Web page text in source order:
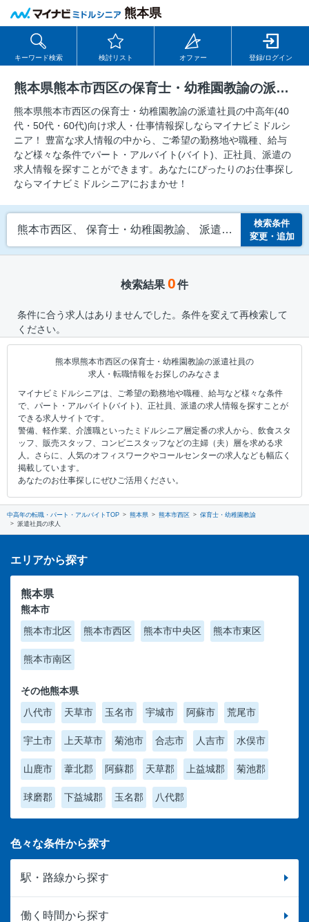
熊本県
キーワード検索 検討リスト オファー 登録/ログイン
熊本県熊本市西区の保育士・幼稚園教諭の派遣社員の求人
熊本県熊本市西区の保育士・幼稚園教諭の派遣社員の中⾼年(40
代・50代・60代)向け求⼈・仕事情報探しならマイナビミドルシ
ニア！ 豊富な求人情報の中から、ご希望の勤務地や職種、給与
など様々な条件でパート・アルバイト(バイト)、正社員、派遣の
求人情報を探すことができます。あなたにぴったりのお仕事探し
ならマイナビミドルシニアにおまかせ！
熊本市西区、 保育士・幼稚園教諭、 派遣社員
検索条件
変更・追加
検索結果 0件
条件に合う求人はありませんでした。条件を変えて再検索して
ください。
熊本県熊本市西区の保育士・幼稚園教諭の派遣社員の
求人・転職情報をお探しのみなさま
マイナビミドルシニアは、ご希望の勤務地や職種、給与など様々な条件
で、パート・アルバイト(バイト)、正社員、派遣の求人情報を探すことが
できる求人サイトです。
警備、軽作業、介護職といったミドルシニア層定番の求人から、飲食スタ
ッフ、販売スタッフ、コンビニスタッフなどの主婦（夫）層を求める求
人。さらに、人気のオフィスワークやコールセンターの求人なども幅広く
掲載しています。
あなたのお仕事探しにぜひご活用ください。
中高年の転職・パート・アルバイトTOP 熊本県 熊本市西区
保育士・幼稚園教諭
派遣社員の求人
エリアから探す
熊本県
熊本市
熊本市北区
熊本市西区 熊本市中央区 熊本市東区
熊本市南区
その他熊本県
八代市
天草市 玉名市 宇城市 阿蘇市 荒尾市
宇土市 上天草市 菊池市 合志市 人吉市 水俣市
山鹿市 葦北郡 阿蘇郡 天草郡 上益城郡 菊池郡
球磨郡 下益城郡 玉名郡 八代郡
色々な条件から探す
駅・路線から探す
働く時間から探す